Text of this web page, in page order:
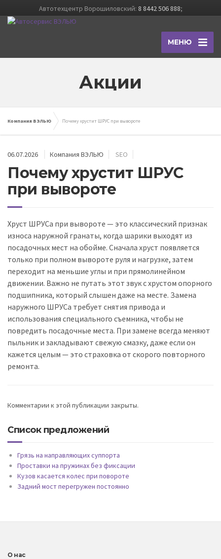
Автотехцентр Ворошиловский: 8 8442 506 888;
МЕНЮ
Акции
Компания ВЭЛЬЮ Почему хрустит ШРУС при вывороте
06.07.2026 Компания ВЭЛЬЮ SEO
Почему хрустит ШРУС
при вывороте
Хруст ШРУСа при вывороте — это классический признак
износа наружной гранаты, когда шарики выходят из
посадочных мест на обойме. Сначала хруст появляется
только при полном вывороте руля и нагрузке, затем
переходит на меньшие углы и при прямолинейном
движении. Важно не путать этот звук с хрустом опорного
подшипника, который слышен даже на месте. Замена
наружного ШРУСа требует снятия привода и
использования специального съемника, чтобы не
повредить посадочные места. При замене всегда меняют
пыльник и закладывают свежую смазку, даже если он
кажется целым — это страховка от скорого повторного
ремонта.
Комментарии к этой публикации закрыты.
Список предложений
Грязь на направляющих суппорта
Проставки на пружинах без фиксации
Кузов касается колес при повороте
Задний мост перегружен постоянно
О нас